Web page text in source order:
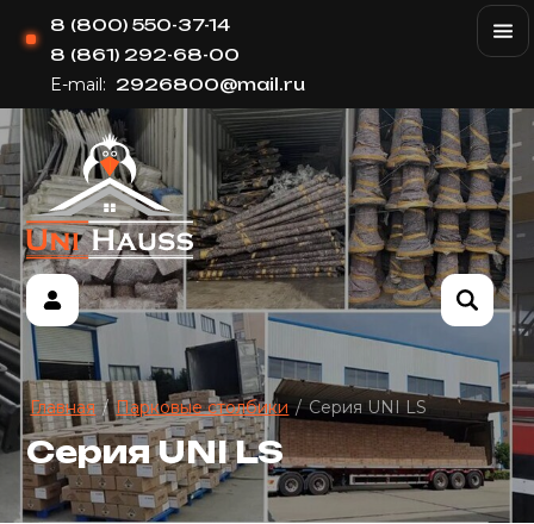
8 (800) 550-37-14
8 (861) 292-68-00
E-mail: 2926800@mail.ru
Главная / Парковые столбики / Серия UNI LS
Серия UNI LS